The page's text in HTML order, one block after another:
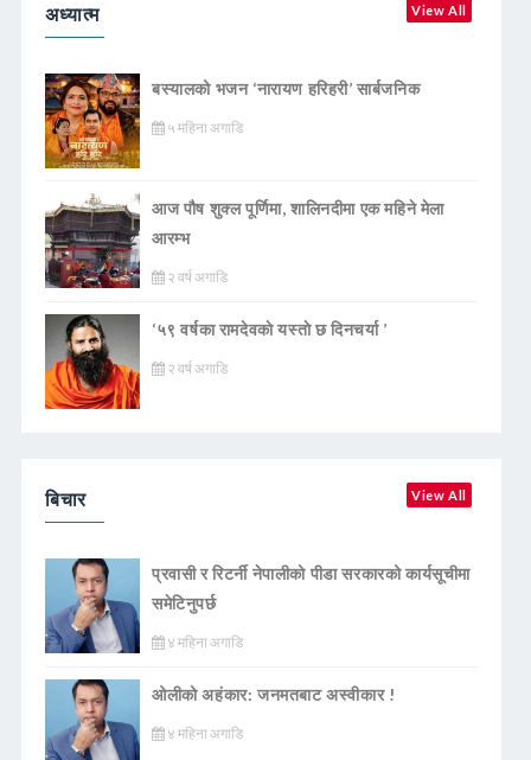
अध्यात्म View All
बस्यालको भजन ‘नारायण हरिहरी’ सार्बजनिक
५ महिना अगाडि
आज पौष शुक्ल पूर्णिमा, शालिनदीमा एक महिने मेला
आरम्भ
२ वर्ष अगाडि
‘५९ वर्षका रामदेवकाे यस्ताे छ दिनचर्या ’
२ वर्ष अगाडि
बिचार View All
प्रवासी र रिटर्नी नेपालीको पीडा सरकारको कार्यसूचीमा
समेटिनुपर्छ
४ महिना अगाडि
ओलीको अहंकार: जनमतबाट अस्वीकार !
४ महिना अगाडि